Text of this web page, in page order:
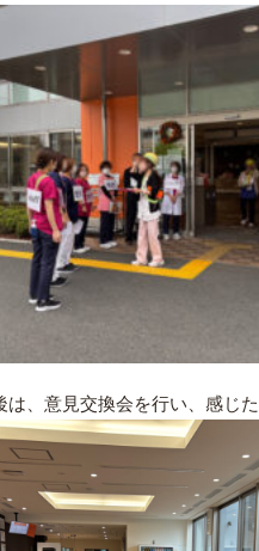
は、意見交換会を行い、感じ